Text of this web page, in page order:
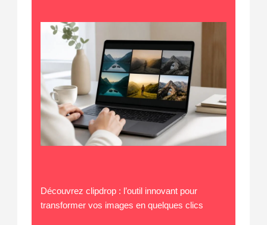
Découvrez clipdrop : l’outil innovant pour
transformer vos images en quelques clics